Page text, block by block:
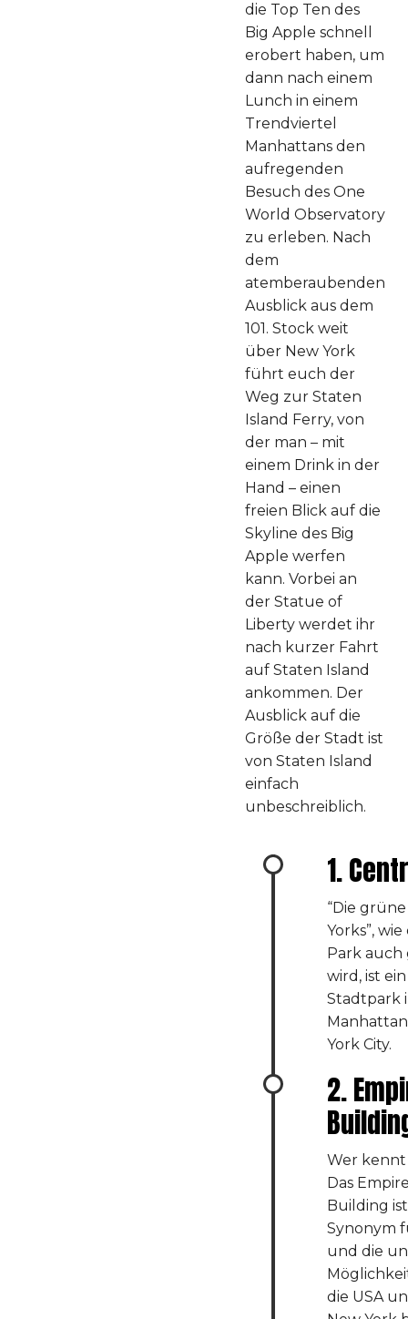
die Top Ten des
Big Apple schnell
erobert haben, um
dann nach einem
Lunch in einem
Trendviertel
Manhattans den
aufregenden
Besuch des One
World Observatory
zu erleben. Nach
dem
atemberaubenden
Ausblick aus dem
101. Stock weit
über New York
führt euch der
Weg zur Staten
Island Ferry, von
der man – mit
einem Drink in der
Hand – einen
freien Blick auf die
Skyline des Big
Apple werfen
kann. Vorbei an
der Statue of
Liberty werdet ihr
nach kurzer Fahrt
auf Staten Island
ankommen. Der
Ausblick auf die
Größe der Stadt ist
von Staten Island
einfach
unbeschreiblich.
1.
“Die
Yorks”,
Park
wird, ist
Stadtpark
York City.
2.
Wer kennt
Das
Building
Synonym
und die
die USA